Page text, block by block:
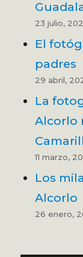
23 julio,
El
padres
29 abril,
La
Alcorlo
11 marzo,
Los
Alcorlo
26 enero,